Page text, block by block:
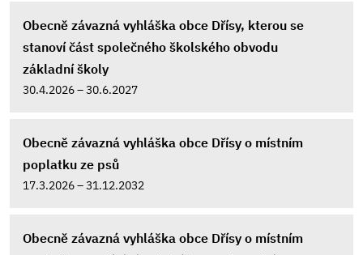
Obecně závazná vyhláška obce Dřísy, kterou se
stanoví část společného školského obvodu
základní školy
30.4.2026 – 30.6.2027
Obecně závazná vyhláška obce Dřísy o místním
poplatku ze psů
17.3.2026 – 31.12.2032
Obecně závazná vyhláška obce Dřísy o místním